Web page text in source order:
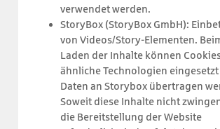
verwendet werden.
StoryBox (StoryBox GmbH):
von Videos/Story-Elementen.
Laden der Inhalte können
ähnliche Technologien
Daten an Storybox übertragen
Soweit diese Inhalte nicht
die Bereitstellung der Website